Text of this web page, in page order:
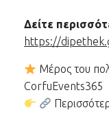
Δείτε
https://
Μέρος του
CorfuEvents365